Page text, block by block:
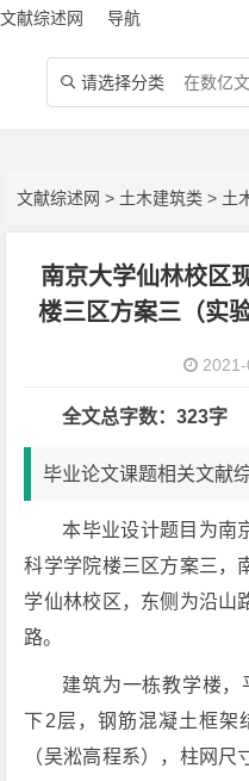
文献综述网 导航
 请选择分类
文献综述网 > 土木建筑类 > 土
南京大学仙林校区
楼三区方案三（实
2021-
全文总字数：323字
毕业论文课题相关文献
本毕业设计题目为南
科学学院楼三区方案三，
学仙林校区，东侧为沿山
路。
建筑为一栋教学楼
下2层，钢筋混凝土框架
（吴淞高程系），柱网